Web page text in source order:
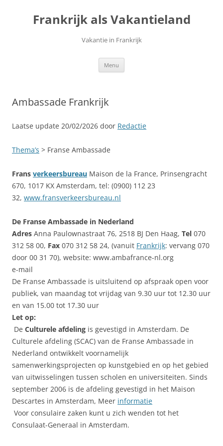
inhoudFrankrijk als Vakantieland
Vakantie in Frankrijk
Menu
Ambassade Frankrijk
Laatse update 20/02/2026 door Redactie
Thema’s > Franse Ambassade
Frans verkeersbureau Maison de la France, Prinsengracht
670, 1017 KX Amsterdam, tel: (0900) 112 23
32, www.fransverkeersbureau.nl
De Franse Ambassade in Nederland
Adres Anna Paulownastraat 76, 2518 BJ Den Haag, Tel 070
312 58 00, Fax 070 312 58 24, (vanuit Frankrijk: vervang 070
door 00 31 70), website: www.ambafrance-nl.org
e-mail
De Franse Ambassade is uitsluitend op afspraak open voor
publiek, van maandag tot vrijdag van 9.30 uur tot 12.30 uur
en van 15.00 tot 17.30 uur
Let op:
De Culturele afdeling is gevestigd in Amsterdam. De
Culturele afdeling (SCAC) van de Franse Ambassade in
Nederland ontwikkelt voornamelijk
samenwerkingsprojecten op kunstgebied en op het gebied
van uitwisselingen tussen scholen en universiteiten. Sinds
september 2006 is de afdeling gevestigd in het Maison
Descartes in Amsterdam, Meer informatie
Voor consulaire zaken kunt u zich wenden tot het
Consulaat-Generaal in Amsterdam.